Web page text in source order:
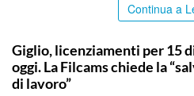
Continua a
Giglio, licenziamenti per 15
oggi. La Filcams chiede la
di lavoro”